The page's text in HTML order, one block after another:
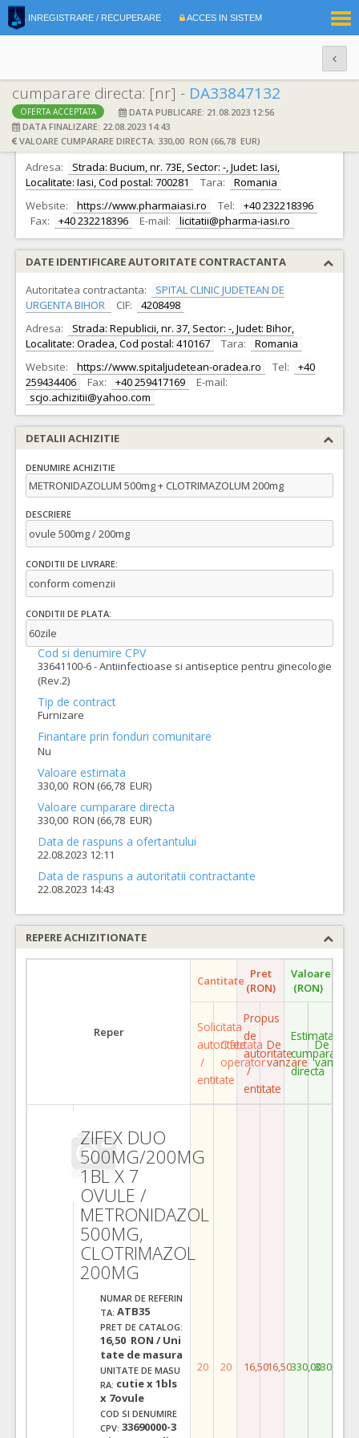
INREGISTRARE / RECUPERARE ACCES IN SISTEM
cumparare directa: [nr] - DA33847132
OFERTA ACCEPTATA
DATA PUBLICARE: 21.08.2023 12:56
DATA FINALIZARE: 22.08.2023 14:43
VALOARE CUMPARARE DIRECTA: 330,00 RON (66,78 EUR)
DATE IDENTIFICARE OFERTANT
Ofertant: S.C. Pharma S.A. CIF:
13591928
Adresa:
Strada: Bucium, nr. 73E, Sector: -, Judet: Iasi,
Localitate: Iasi, Cod postal: 700281
Tara:
Romania
Website:
https://www.pharmaiasi.ro Tel:
+40 232218396
Fax:
+40 232218396 E-mail: licitatii@pharma-iasi.ro
DATE IDENTIFICARE AUTORITATE CONTRACTANTA
Autoritatea contractanta:
SPITAL CLINIC JUDETEAN DE
URGENTA BIHOR
CIF:
4208498
Adresa:
Strada: Republicii, nr. 37, Sector: -, Judet: Bihor,
Localitate: Oradea, Cod postal: 410167
Tara:
Romania
Website:
https://www.spitaljudetean-oradea.ro Tel:
+40
259434406
Fax: +40 259417169
E-mail:
scjo.achizitii@yahoo.com
DETALII ACHIZITIE
DENUMIRE ACHIZITIE
METRONIDAZOLUM 500mg + CLOTRIMAZOLUM 200mg
DESCRIERE
ovule 500mg / 200mg
CONDITII DE LIVRARE:
conform comenzii
CONDITII DE PLATA:
60zile
Cod si denumire CPV
33641100-6 - Antiinfectioase si antiseptice pentru ginecologie
(Rev.2)
Tip de contract
Furnizare
Finantare prin fonduri comunitare
Nu
Valoare estimata
330,00 RON (66,78 EUR)
Valoare cumparare directa
330,00 RON (66,78 EUR)
Data de raspuns a ofertantului
22.08.2023 12:11
Data de raspuns a autoritatii contractante
22.08.2023 14:43
REPERE ACHIZITIONATE
Reper
Cantitate Pret
(RON)
Valoare
(RON)
Solicitata
autoritate
/
entitate
Ofertata
operator
Propus
de
autoritate
/
entitate
De
vanzare
Estimata
cumparare
directa
De
vanzare
ZIFEX DUO
500MG/200MG
1BL X 7
OVULE /
METRONIDAZOL
500MG,
CLOTRIMAZOL
200MG
NUMAR DE REFERIN
TA: ATB35
PRET DE CATALOG:
16,50 RON / Uni
tate de masura
UNITATE DE MASU
RA: cutie x 1bls
x 7ovule
COD SI DENUMIRE
CPV: 33690000-3
20 20 16,5016,50330,00330,00